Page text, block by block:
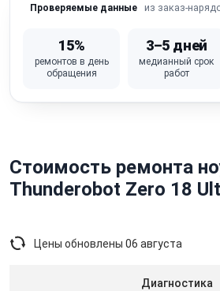
Проверяемые данные из заказ-
15%
ремонтов в день
обращения
3–5 дней
медианный срок
работ
Стоимость ремонта
Thunderobot Zero 18
Цены обновлены 06 августа
Диагностика